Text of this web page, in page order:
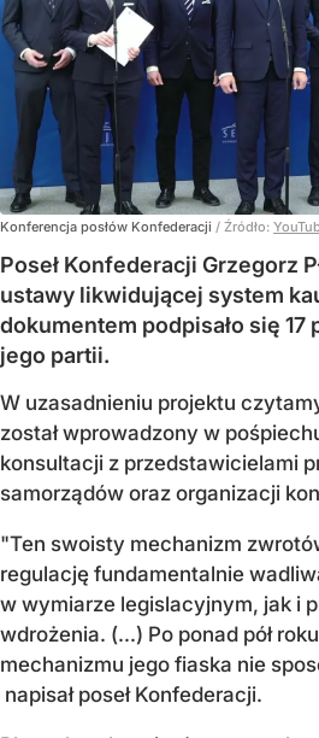
Konferencja posłów Konfederacji / Źródło:
Poseł Konfederacji Grzegorz
ustawy likwidującej system
dokumentem podpisało się
jego partii.
W uzasadnieniu projektu
został wprowadzony w
konsultacji z przedstawicielami
samorządów oraz organizacji
"Ten swoisty mechanizm
regulację fundamentalnie
w wymiarze legislacyjnym, jak i
wdrożenia. (...) Po ponad pół
mechanizmu jego fiaska nie
napisał poseł Konfederacji.